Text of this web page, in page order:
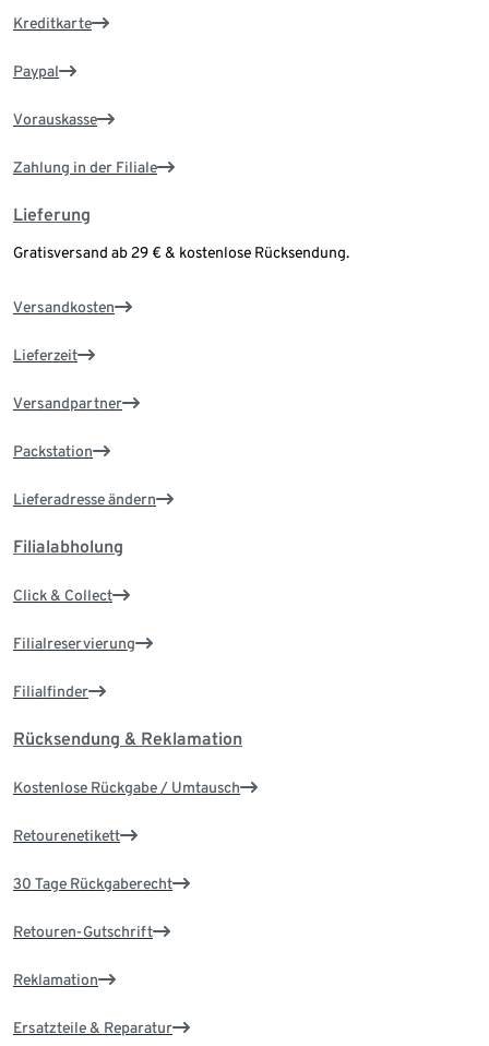
Kreditkarte
Paypal
Vorauskasse
Zahlung in der Filiale
Lieferung
Gratisversand ab 29 € & kostenlose Rücksendung.
Versandkosten
Lieferzeit
Versandpartner
Packstation
Lieferadresse ändern
Filialabholung
Click & Collect
Filialreservierung
Filialfinder
Rücksendung & Reklamation
Kostenlose Rückgabe / Umtausch
Retourenetikett
30 Tage Rückgaberecht
Retouren-Gutschrift
Reklamation
Ersatzteile & Reparatur